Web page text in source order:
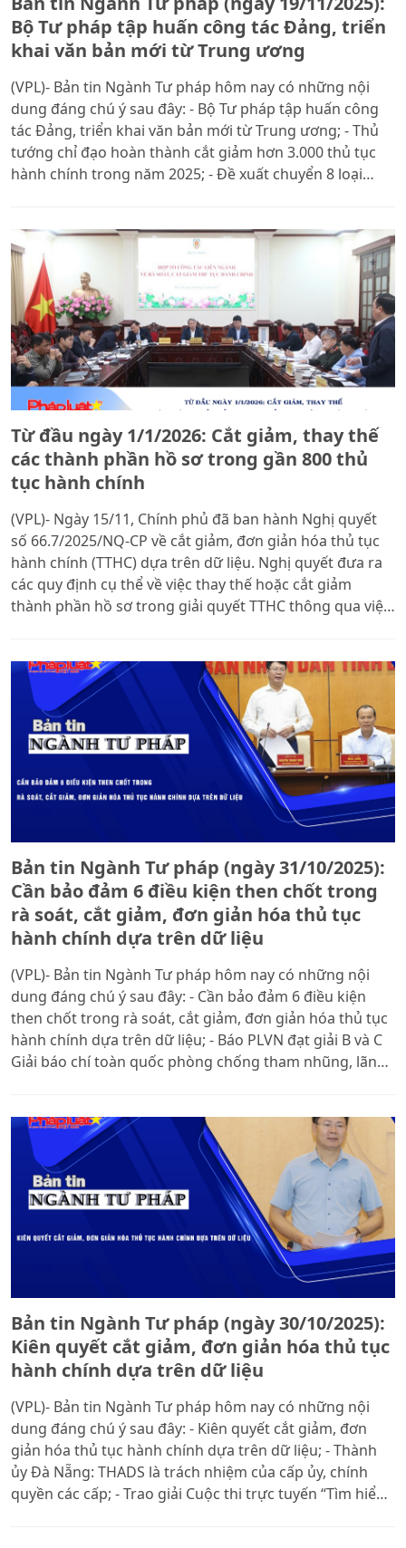
Bộ Tư pháp tập huấn công tác Đảng, triển
khai văn bản mới từ Trung ương
(VPL)- Bản tin Ngành Tư pháp hôm nay có những nội
dung đáng chú ý sau đây: - Bộ Tư pháp tập huấn công
tác Đảng, triển khai văn bản mới từ Trung ương; - Thủ
tướng chỉ đạo hoàn thành cắt giảm hơn 3.000 thủ tục
hành chính trong năm 2025; - Đề xuất chuyển 8 loại
quyết 57-NQ/TW: Đột phá chuyển đổi số quốc gia và
hiện đại hóa công tác thi hành án dân sự; - Hoàn thiện
Chương trình hỗ trợ pháp lý liên ngành cho doanh
nghiệp nhỏ và vừa, hộ kinh doanh, hợp tác xã giai đoạn
2026-2031.
Từ đầu ngày 1/1/2026: Cắt giảm, thay thế
các thành phần hồ sơ trong gần 800 thủ
tục hành chính
(VPL)- Ngày 15/11, Chính phủ đã ban hành Nghị quyết
số 66.7/2025/NQ-CP về cắt giảm, đơn giản hóa thủ tục
hành chính (TTHC) dựa trên dữ liệu. Nghị quyết đưa ra
các quy định cụ thể về việc thay thế hoặc cắt giảm
thành phần hồ sơ trong giải quyết TTHC thông qua việc
xem là bước tiến quan trọng trong tiến trình chuyển đổi
số quốc gia, tạo thuận lợi tối đa cho người dân, doanh
nghiệp.
Bản tin Ngành Tư pháp (ngày 31/10/2025):
Cần bảo đảm 6 điều kiện then chốt trong
rà soát, cắt giảm, đơn giản hóa thủ tục
hành chính dựa trên dữ liệu
(VPL)- Bản tin Ngành Tư pháp hôm nay có những nội
dung đáng chú ý sau đây: - Cần bảo đảm 6 điều kiện
then chốt trong rà soát, cắt giảm, đơn giản hóa thủ tục
hành chính dựa trên dữ liệu; - Báo PLVN đạt giải B và C
Giải báo chí toàn quốc phòng chống tham nhũng, lãng
vững; - Học viện Tư pháp tập huấn triển khai Luật Tư
pháp người chưa thành niên cho đội ngũ học viên; -
Hoàn thiện thể chế pháp luật phát triển thị trường lao
động tăng cường năng lực cạnh tranh quốc gia
Bản tin Ngành Tư pháp (ngày 30/10/2025):
Kiên quyết cắt giảm, đơn giản hóa thủ tục
hành chính dựa trên dữ liệu
(VPL)- Bản tin Ngành Tư pháp hôm nay có những nội
dung đáng chú ý sau đây: - Kiên quyết cắt giảm, đơn
giản hóa thủ tục hành chính dựa trên dữ liệu; - Thành
ủy Đà Nẵng: THADS là trách nhiệm của cấp ủy, chính
quyền các cấp; - Trao giải Cuộc thi trực tuyến “Tìm hiểu